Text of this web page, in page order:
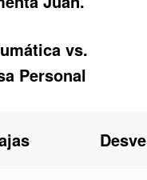
vs.
Personal